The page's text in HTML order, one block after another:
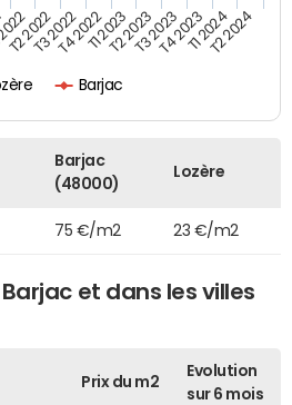
Barjac
T2 2022T3 2022T4 2022T1 2023T2 2023T3 2023T4 2023T1 2024T2 2024
Barjac
(48000)
Lozère
75 €/m2 23 €/m2
et dans les villes
Prix du m2
Evolution
sur 6 mois